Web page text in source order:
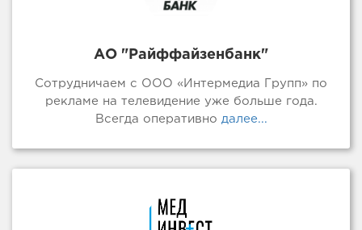
АО "Райффайзенбанк"
Сотрудничаем с ООО «Интермедиа Групп» по
рекламе на телевидение уже больше года.
Всегда оперативно далее...